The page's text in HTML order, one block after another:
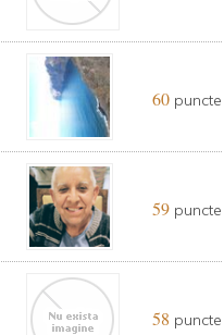
60puncte
59puncte
58 puncte